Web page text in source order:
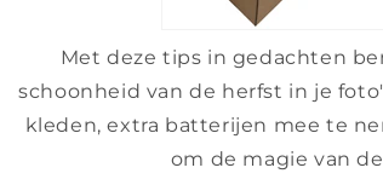
Met deze tips in gedachten
schoonheid van de herfst in je
kleden, extra batterijen mee te
om de magie van